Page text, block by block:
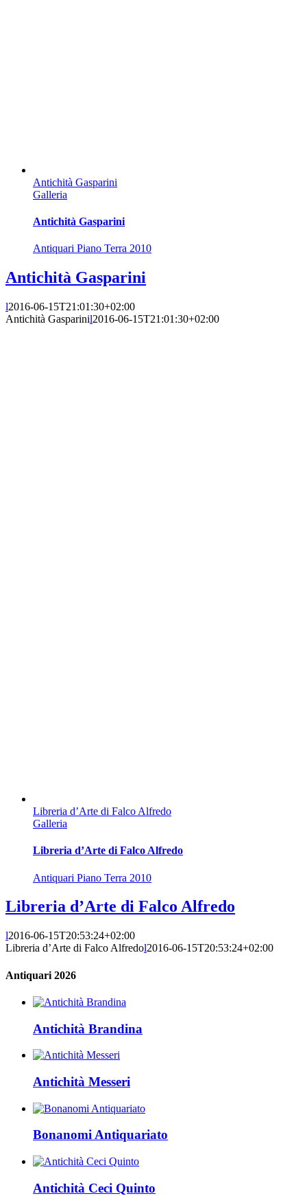
Antichità Gasparini
Galleria
Antichità Gasparini
Antiquari Piano Terra 2010
Antichità Gasparini
l2016-06-15T21:01:30+02:00
Antichità Gasparinil2016-06-15T21:01:30+02:00
Libreria d’Arte di Falco Alfredo
Galleria
Libreria d’Arte di Falco Alfredo
Antiquari Piano Terra 2010
Libreria d’Arte di Falco Alfredo
l2016-06-15T20:53:24+02:00
Libreria d’Arte di Falco Alfredol2016-06-15T20:53:24+02:00
Antiquari 2026
Antichità Brandina
Antichità Messeri
Bonanomi Antiquariato
Antichità Ceci Quinto